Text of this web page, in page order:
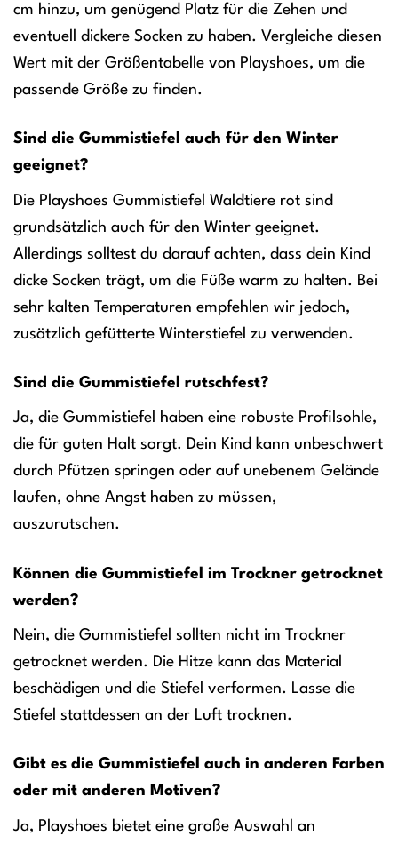
cm hinzu, um genügend Platz für die Zehen und
eventuell dickere Socken zu haben. Vergleiche diesen
Wert mit der Größentabelle von Playshoes, um die
passende Größe zu finden.
Sind die Gummistiefel auch für den Winter
geeignet?
Die Playshoes Gummistiefel Waldtiere rot sind
grundsätzlich auch für den Winter geeignet.
Allerdings solltest du darauf achten, dass dein Kind
dicke Socken trägt, um die Füße warm zu halten. Bei
sehr kalten Temperaturen empfehlen wir jedoch,
zusätzlich gefütterte Winterstiefel zu verwenden.
Sind die Gummistiefel rutschfest?
Ja, die Gummistiefel haben eine robuste Profilsohle,
die für guten Halt sorgt. Dein Kind kann unbeschwert
durch Pfützen springen oder auf unebenem Gelände
laufen, ohne Angst haben zu müssen,
auszurutschen.
Können die Gummistiefel im Trockner getrocknet
werden?
Nein, die Gummistiefel sollten nicht im Trockner
getrocknet werden. Die Hitze kann das Material
beschädigen und die Stiefel verformen. Lasse die
Stiefel stattdessen an der Luft trocknen.
Gibt es die Gummistiefel auch in anderen Farben
oder mit anderen Motiven?
Ja, Playshoes bietet eine große Auswahl an